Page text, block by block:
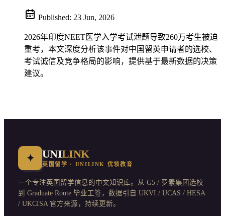
Published: 23 Jun, 2026
2026年印度NEET医学入学考试泄题导致260万考生被迫
重考，本文深度分析该事件对中国留英申请者的选校、
考试诚信及竞争格局的影响，提供基于最新数据的决策
建议。
✦ UNILINK
英国留学 · UNILINK 优领教育
一个专注英国留学信息的中文知识库。从 G5 / 罗素集团选校
到 Graduate Route 毕业工签，数据引自 UKVI / UCAS / HESA
/ UKCISA 官方来源，持续更新。